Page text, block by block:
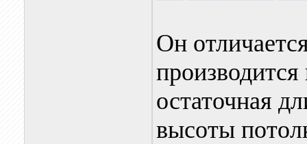
Он
остаточная
высоты